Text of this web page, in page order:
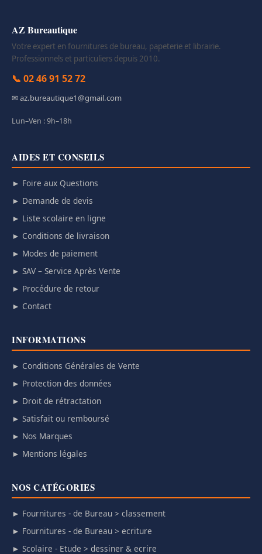
AZ Bureautique
Votre expert en fournitures de bureau, papeterie et librairie.
Professionnels et particuliers depuis 2010.
📞 02 46 91 52 72
✉ az.bureautique1@gmail.com
Lun–Ven : 9h–18h
AIDES ET CONSEILS
► Foire aux Questions
► Demande de devis
► Liste scolaire en ligne
► Conditions de livraison
► Modes de paiement
► SAV – Service Après Vente
► Procédure de retour
► Contact
INFORMATIONS
► Conditions Générales de Vente
► Protection des données
► Droit de rétractation
► Satisfait ou remboursé
► Nos Marques
► Mentions légales
NOS CATÉGORIES
► Fournitures - de Bureau > classement
► Fournitures - de Bureau > ecriture
► Scolaire - Etude > dessiner & ecrire